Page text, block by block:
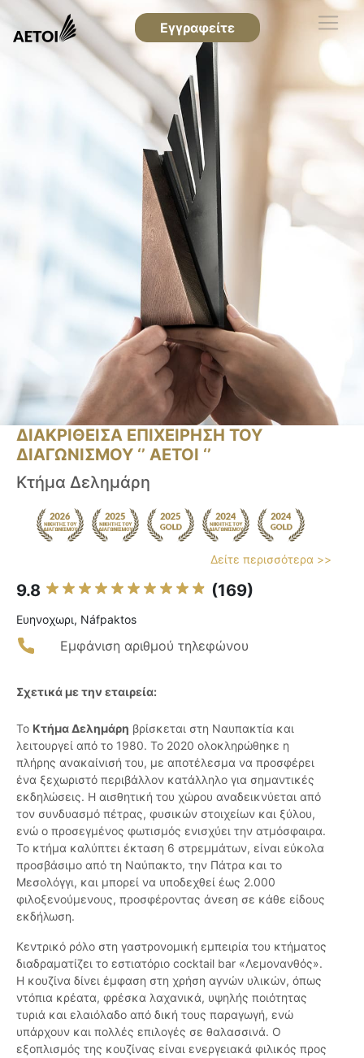
Εγγραφείτε
ΔΙΑΚΡΙΘΕΙΣΑ ΕΠΙΧΕΙΡΗΣΗ ΤΟΥ
ΔΙΑΓΩΝΙΣΜΟΥ ‘’ ΑΕΤΟΙ ‘’
Κτήμα Δελημάρη
Δείτε περισσότερα >>
9.8 (169)
Ευηνοχωρι, Náfpaktos
Εμφάνιση αριθμού τηλεφώνου
Σχετικά με την εταιρεία:
Το Κτήμα Δελημάρη βρίσκεται στη Ναυπακτία και
λειτουργεί από το 1980. Το 2020 ολοκληρώθηκε η
πλήρης ανακαίνισή του, με αποτέλεσμα να προσφέρει
ένα ξεχωριστό περιβάλλον κατάλληλο για σημαντικές
εκδηλώσεις. Η αισθητική του χώρου αναδεικνύεται από
τον συνδυασμό πέτρας, φυσικών στοιχείων και ξύλου,
ενώ ο προσεγμένος φωτισμός ενισχύει την ατμόσφαιρα.
Το κτήμα καλύπτει έκταση 6 στρεμμάτων, είναι εύκολα
προσβάσιμο από τη Ναύπακτο, την Πάτρα και το
Μεσολόγγι, και μπορεί να υποδεχθεί έως 2.000
φιλοξενούμενους, προσφέροντας άνεση σε κάθε είδους
εκδήλωση.
Κεντρικό ρόλο στη γαστρονομική εμπειρία του κτήματος
διαδραματίζει το εστιατόριο cocktail bar «Λεμονανθός».
Η κουζίνα δίνει έμφαση στη χρήση αγνών υλικών, όπως
ντόπια κρέατα, φρέσκα λαχανικά, υψηλής ποιότητας
τυριά και ελαιόλαδο από δική τους παραγωγή, ενώ
υπάρχουν και πολλές επιλογές σε θαλασσινά. Ο
εξοπλισμός της κουζίνας είναι ενεργειακά φιλικός προς